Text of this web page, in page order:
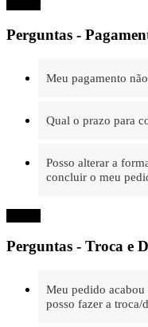
Perguntas -
Meu pagamento
Qual o prazo para
Posso alterar a
concluir o meu
Perguntas - Troca e
Meu pedido
posso fazer a troca/